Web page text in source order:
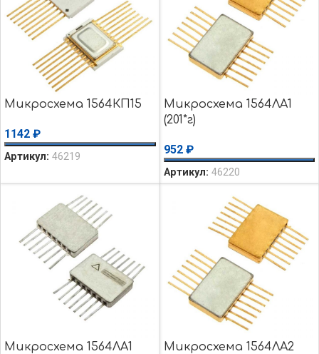
Микросхема 1564КП15
1142 ₽
Артикул: 46219
Микросхема 1564ЛА1
(201*г)
952 ₽
Артикул: 46220
Микросхема 1564ЛА1
Микросхема 1564ЛА2